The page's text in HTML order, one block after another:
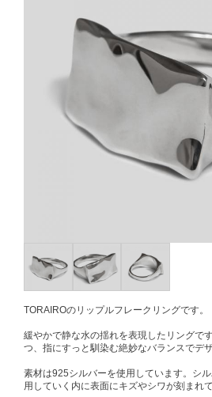
TORAIROのリップルフレークリングです。
緩やかで静な水の揺れを表現したリングで
つ、指にすっと馴染む絶妙なバランスでデ
素材は925シルバーを使用しています。シ
用していく内に表面にキズやシワが刻まれ